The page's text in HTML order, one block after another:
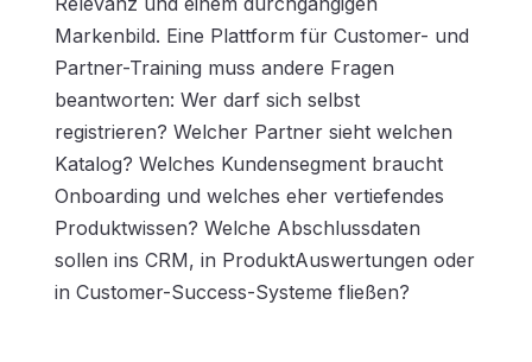
Markenbild. Eine Plattform für Customer- und
Partner-Training muss andere Fragen
beantworten: Wer darf sich selbst
registrieren? Welcher Partner sieht welchen
Katalog? Welches Kundensegment braucht
Onboarding und welches eher vertiefendes
Produktwissen? Welche Abschlussdaten
sollen ins CRM, in ProduktAuswertungen oder
in Customer-Success-Systeme fließen?